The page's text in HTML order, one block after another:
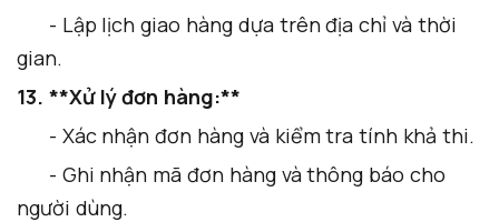
- Lập lịch giao hàng dựa trên địa chỉ và thời
gian.
13. **Xử lý đơn hàng:**
- Xác nhận đơn hàng và kiểm tra tính khả thi.
- Ghi nhận mã đơn hàng và thông báo cho
người dùng.